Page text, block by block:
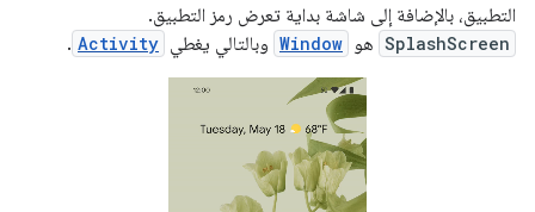
التطبيق، بالإضافة إلى شاشة بداية تعرض رمز التطبيق.
SplashScreen هو Window وبالتالي يغطي Activity
.